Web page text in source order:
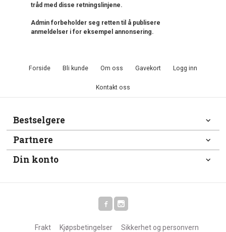
tråd med disse retningslinjene.
Admin forbeholder seg retten til å publisere
anmeldelser i for eksempel annonsering.
Forside Bli kunde Om oss Gavekort Logg inn
Kontakt oss
Bestselgere
Partnere
Din konto
Frakt Kjøpsbetingelser Sikkerhet og personvern